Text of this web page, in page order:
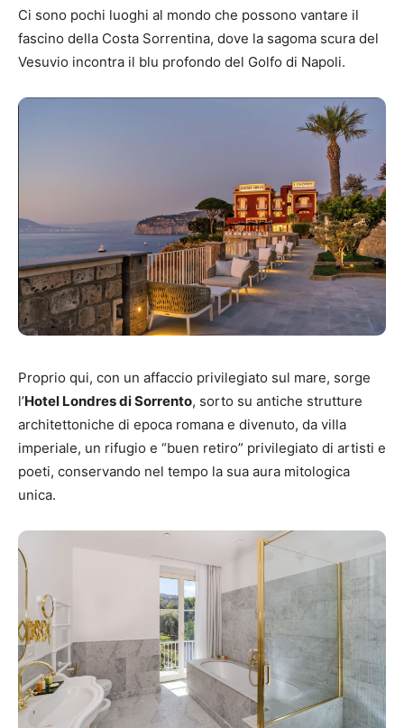
Ci sono pochi luoghi al mondo che possono vantare il
fascino della Costa Sorrentina, dove la sagoma scura del
Vesuvio incontra il blu profondo del Golfo di Napoli.
Proprio qui, con un affaccio privilegiato sul mare, sorge
l’Hotel Londres di Sorrento, sorto su antiche strutture
architettoniche di epoca romana e divenuto, da villa
imperiale, un rifugio e “buen retiro” privilegiato di artisti e
poeti, conservando nel tempo la sua aura mitologica
unica.